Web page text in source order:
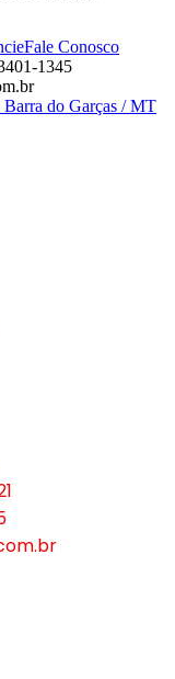
Fale Conosco
1345
do Garças / MT